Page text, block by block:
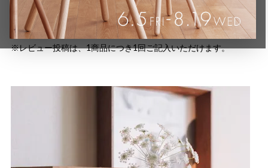
ご要望をご記入ください。
よろしければプロフィールをご記入ください。
※レビュー投稿は、1商品につき1回ご記入いただけます。